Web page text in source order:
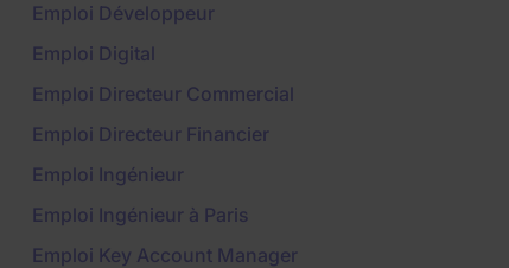
Emploi Développeur
Emploi Digital
Emploi Directeur Commercial
Emploi Directeur Financier
Emploi Ingénieur
Emploi Ingénieur à Paris
Emploi Key Account Manager